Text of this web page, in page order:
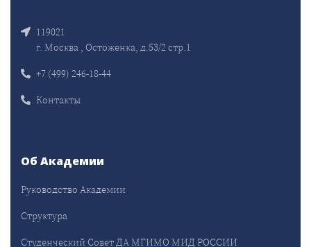
119021
г. Москва , Остоженка, д.53/2 стр.1
+7 (499) 246-18-44
Контакты
Об Академии
Руководство Академии
Структура
Студенческий Совет ДА МГИМО МИД РОССИИ